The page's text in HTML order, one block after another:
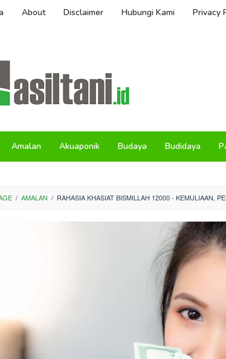
About Disclaimer Hubungi Kami Privacy
Amalan Akuaponik Budaya Budidaya
/ AMALAN / RAHASIA KHASIAT BISMILLAH 12000 - KEMULIAAN,